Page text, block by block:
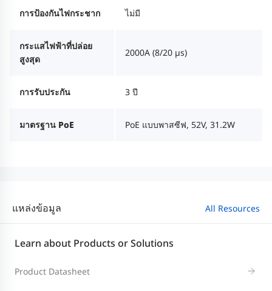
การป้องกันไฟกระชาก ไม่มี
กระแสไฟฟ้าที่ปล่อย
สูงสุด
2000A (8/20 µs)
การรับประกัน 3 ปี
มาตรฐาน PoE PoE แบบพาสซีฟ, 52V, 31.2W
แหล่งข้อมูล All Resources
Learn about Products or Solutions
Product Datasheet